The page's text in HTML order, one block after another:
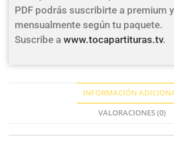
PDF podrás suscribirte a premium
mensualmente según tu paquete.
Suscribe a www.tocapartituras.tv.
INFORMACIÓN
VALORACIONES (0)